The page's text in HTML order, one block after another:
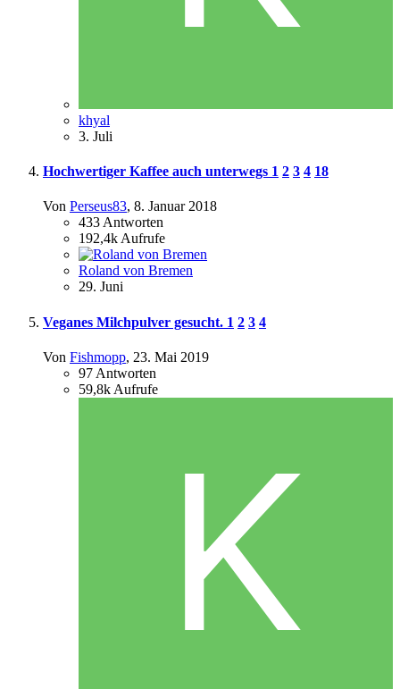
khyal
3. Juli
Hochwertiger Kaffee auch unterwegs 1 2 3 4 18
Von Perseus83, 8. Januar 2018
433 Antworten
192,4k Aufrufe
Roland von Bremen
29. Juni
Veganes Milchpulver gesucht. 1 2 3 4
Von Fishmopp, 23. Mai 2019
97 Antworten
59,8k Aufrufe